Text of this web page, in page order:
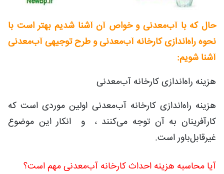
حال که با آب‌معدنی و خواص آن آشنا شدیم بهتر است با
نحوه راه‌اندازی کارخانه آب‌معدنی و طرح توجیهی آب‌معدنی
آشنا شویم:
هزینه راه‌اندازی کارخانه آب‌معدنی
هزینه راه‌اندازی کارخانه آب‌معدنی اولین موردی است که
کارآفرینان به آن توجه می‌کنند ، و انکار این موضوع
غیرقابل‌باور است.
آیا محاسبه هزینه احداث کارخانه آب‌معدنی مهم است؟